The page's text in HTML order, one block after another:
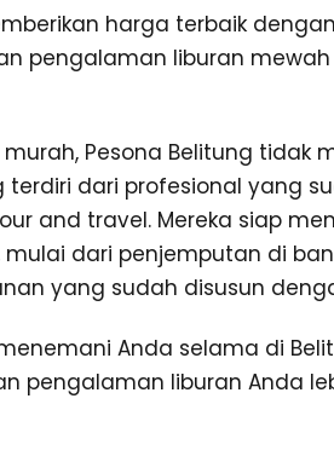
harga terbaik
pengalaman liburan
Pesona Belitung tidak
terdiri dari profesional yang
and travel. Mereka siap
dari penjemputan di
yang sudah disusun
Anda selama di
pengalaman liburan Anda